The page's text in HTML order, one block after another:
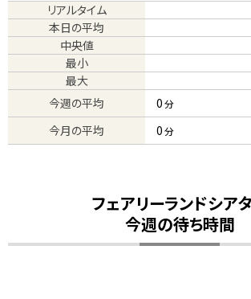
リアルタイム
本日の平均
中央値
最小
最大
今週の平均
0分
今月の平均 0分
フェアリーランドシア
今週の待ち時間